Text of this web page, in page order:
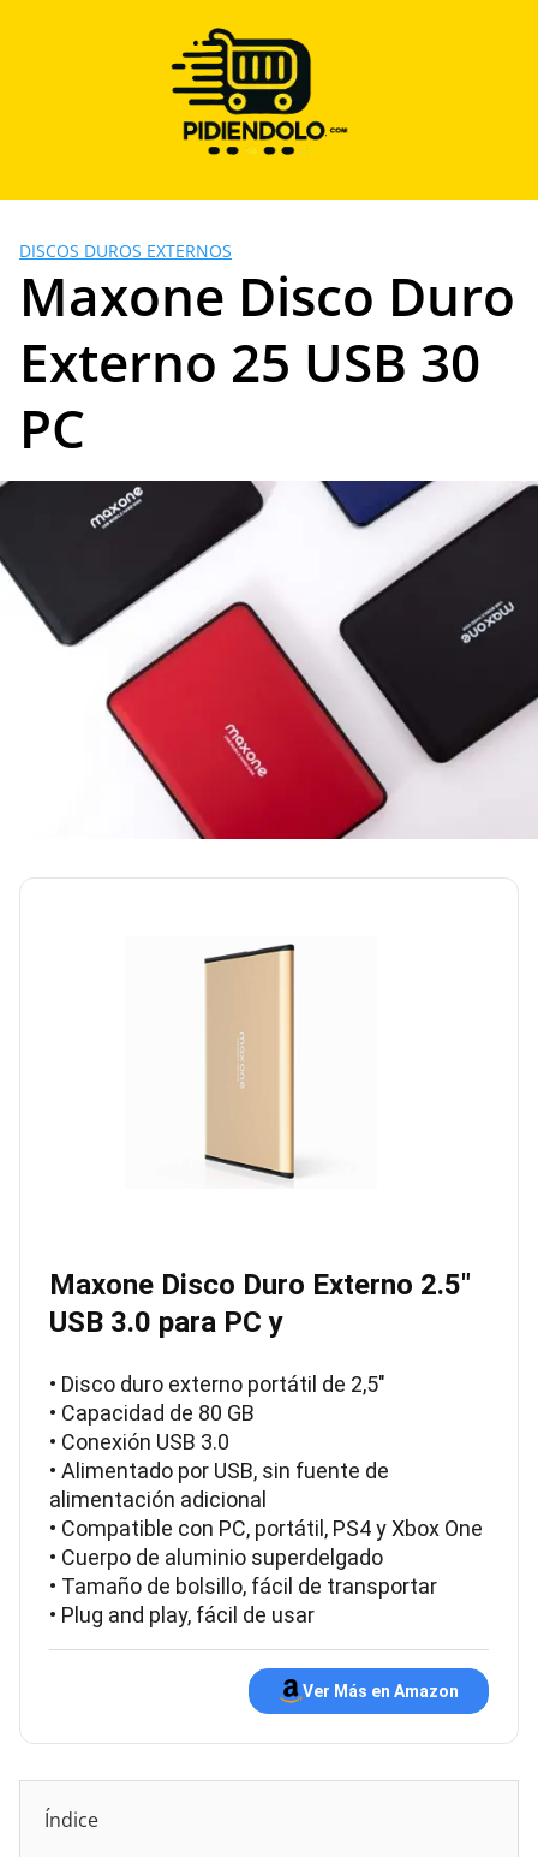
DISCOS DUROS EXTERNOS
Maxone Disco Duro
Externo 25 USB 30
PC
Maxone Disco Duro Externo 2.5″
USB 3.0 para PC y
• Disco duro externo portátil de 2,5"
• Capacidad de 80 GB
• Conexión USB 3.0
• Alimentado por USB, sin fuente de
alimentación adicional
• Compatible con PC, portátil, PS4 y Xbox One
• Cuerpo de aluminio superdelgado
• Tamaño de bolsillo, fácil de transportar
• Plug and play, fácil de usar
Ver Más en Amazon
Índice